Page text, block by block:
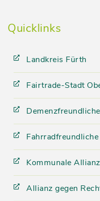
Quicklinks
Landkreis Fürth
Fairtrade-Stadt
Kommunale
Allianz gegen